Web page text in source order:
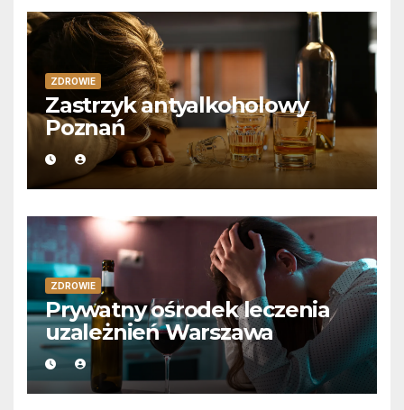
ZDROWIE
Zastrzyk antyalkoholowy
Poznań
ZDROWIE
Prywatny ośrodek leczenia
uzależnień Warszawa